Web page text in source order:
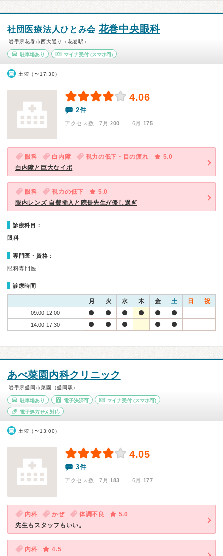
社団医療法人ひとみ会 花巻中央眼科
岩手県花巻市西大通り（花巻駅）
駐車場あり マイナ受付(スマホ可)
土曜（〜17:30）
4.06
2件
アクセス数 7月:200 | 6月:175
眼科 白内障 視力の低下・目の疲れ
5.0
白内障と巨大なイボ
眼科 視力の低下
5.0
眼内レンズ 自費挿入と院長先生が優し過ぎ
診療科目：
眼科
専門医・資格：
眼科専門医
診療時間
月 火 水 木 金 土 日 祝
09:00-12:00
14:00-17:30
あべ菜園内科クリニック
岩手県盛岡市菜園（盛岡駅）
駐車場あり 電子決済可 マイナ受付 (スマホ可)
電子処方せん対応
土曜（〜13:00）
4.05
3件
アクセス数 7月:183 | 6月:177
内科 かぜ 体調不良
5.0
先生もスタッフもいい。
内科
4.5